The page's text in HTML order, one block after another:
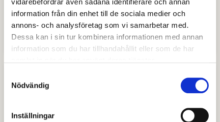
vidarebefordrar även sådana identifierare och annan
information från din enhet till de sociala medier och
annons- och analysföretag som vi samarbetar med.
Dessa kan i sin tur kombinera informationen med annan
information som du har tillhandahållit eller som de har
Nödvändig
Inställningar
privatperson att klara dig helg på egen hand i 7
dagar utan samhällets hjälp. Läs mer om hur du
kan förbereda dig här.